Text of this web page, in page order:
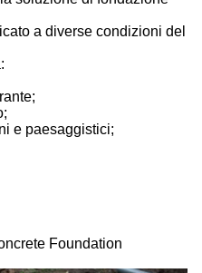
a diverse condizioni del
e paesaggistici;
Foundation